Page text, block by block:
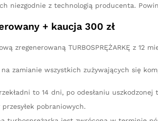
niezgodnie z technologią producenta.
+ kaucja 300 zł
zregenerowaną TURBOSPRĘŻARKĘ z
na zamianie wszystkich zużywających się
to 14 dni, po odesłaniu
pobraniowych.